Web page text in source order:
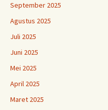
September 2025
Agustus 2025
Juli 2025
Juni 2025
Mei 2025
April 2025
Maret 2025